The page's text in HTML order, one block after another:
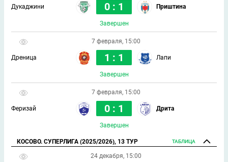
Дукаджини 0 : 1 Приштина
Завершен
7 февраля, 15:00
Дреница 1 : 1 Лапи
Завершен
7 февраля, 15:00
Феризай 0 : 1 Дрита
Завершен
КОСОВО. СУПЕРЛИГА (2025/2026), 13 ТУР ТАБЛИЦА
24 декабря, 15:00